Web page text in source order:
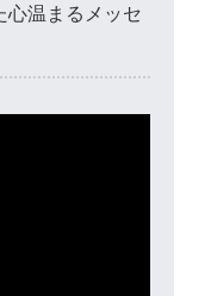
心温まるメッセ